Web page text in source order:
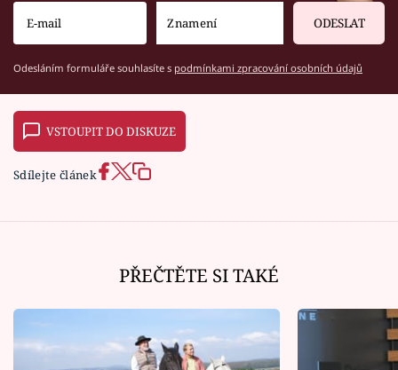
ODESLAT
Odesláním formuláře souhlasíte s podmínkami zpracování osobních údajů
VSTOUPIT DO DISKUZE
Sdílejte článek
PŘEČTĚTE SI TAKÉ